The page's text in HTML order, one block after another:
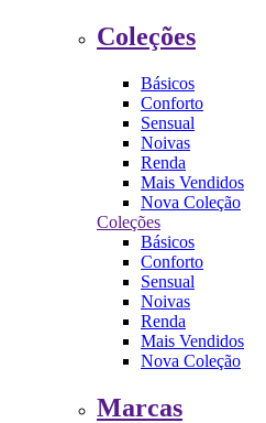
Coleções
Básicos
Conforto
Sensual
Noivas
Renda
Mais Vendidos
Nova Coleção
Coleções
Básicos
Conforto
Sensual
Noivas
Renda
Mais Vendidos
Nova Coleção
Marcas